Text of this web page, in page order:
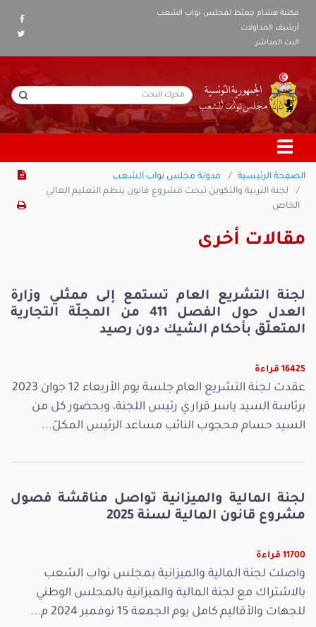
مكتبة هشام جعيّط لمجلس نواب الشعب
أرشيف المداولات
البث المباشر
الصفحة الرئيسية
مدونة مجلس نواب الشعب
لجنة التربية والتكوين تبحث مشروع قانون ينظم التعليم العالي
الخاص
مقالات أخرى
لجنة التشريع العام تستمع إلى ممثلي وزارة
العدل حول الفصل 411 من المجلّة التجارية
المتعلّق بأحكام الشيك دون رصيد
16425 قراءة
عقدت لجنة التشريع العام جلسة يوم الأربعاء 12 جوان 2023
برئاسة السيد ياسر قراري رئيس اللجنة، وبحضور كل من
السيد حسام محجوب النائب مساعد الرئيس المكلّ...
لجنة المالية والميزانية تواصل مناقشة فصول
مشروع قانون المالية لسنة 2025
11700 قراءة
واصلت لجنة المالية والميزانية بمجلس نواب الشعب
بالاشتراك مع لجنة المالية والميزانية بالمجلس الوطني
للجهات والأقاليم كامل يوم الجمعة 15 نوفمبر 2024 م...